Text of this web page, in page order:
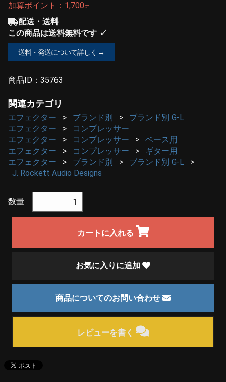
加算ポイント： 1,700pt
配送・送料
この商品は送料無料です ✓
送料・発送について詳しく →
商品ID： 35763
関連カテゴリ
エフェクター ブランド別
ブランド別 G-L
エフェクター
コンプレッサー
エフェクター
コンプレッサー
ベース用
エフェクター
コンプレッサー
ギター用
エフェクター
ブランド別
ブランド別 G-L
J. Rockett Audio Designs
数量
カートに入れる
お気に入りに追加
商品についてのお問い合わせ
レビューを書く